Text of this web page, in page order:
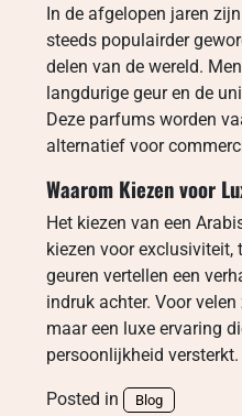
In de afgelopen jaren
steeds populairder
delen van de wereld.
langdurige geur en de
Deze parfums worden
alternatief voor
Waarom Kiezen voor
Het kiezen van een
kiezen voor exclusiviteit,
geuren vertellen een
indruk achter. Voor
maar een luxe ervaring
persoonlijkheid versterkt.
Posted in Blog